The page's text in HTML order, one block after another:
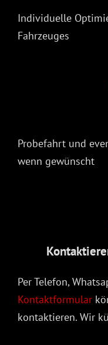
Individuelle
Fahrzeuges
Probefahrt und
wenn gewünscht
Per Telefon,
Kontaktformular
kontaktieren. Wir